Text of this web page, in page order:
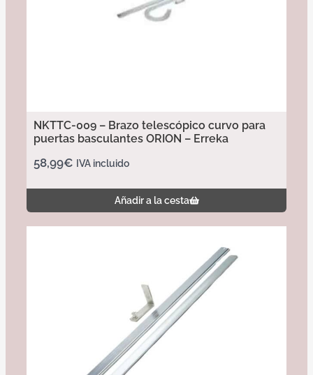
NKTTC-009 – Brazo telescópico curvo para
puertas basculantes ORION – Erreka
58,99€ IVA incluido
Añadir a la cesta